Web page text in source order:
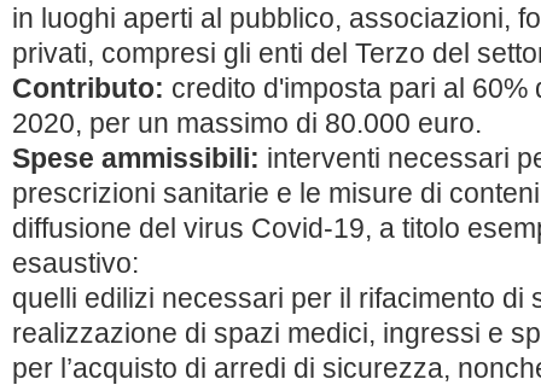
in luoghi aperti al pubblico, associazioni,
privati, compresi gli enti del Terzo del
Contributo: credito d'imposta pari al
2020, per un massimo di 80.000 euro.
Spese ammissibili: interventi necessari
prescrizioni sanitarie e le misure di
diffusione del virus Covid-19, a titolo
esaustivo:
quelli edilizi necessari per il rifacimento di
realizzazione di spazi medici, ingressi e
per l’acquisto di arredi di sicurezza,